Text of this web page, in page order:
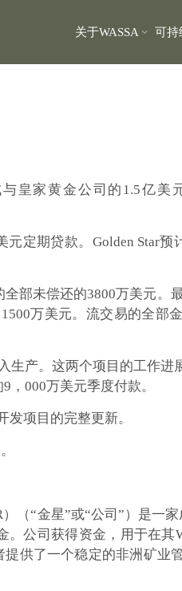
关于WASSA 可持
家黄金公司的1.5亿美
定期贷款。Golden Star
部未偿还的3800万美元。
万美元。流交易的全部
生产。这两个项目的工作
，000万美元季度付款。
项目的完整更新。
（“金星”或“公司”）是一
公司获得资金，用于在其
供了一个稳定的非洲矿